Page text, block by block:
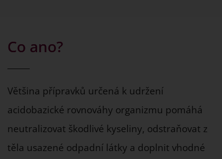
Co ano?
Většina přípravků určená k udržení
acidobazické rovnováhy organizmu pomáhá
neutralizovat škodlivé kyseliny, odstraňovat z
těla usazené odpadní látky a doplnit vhodné